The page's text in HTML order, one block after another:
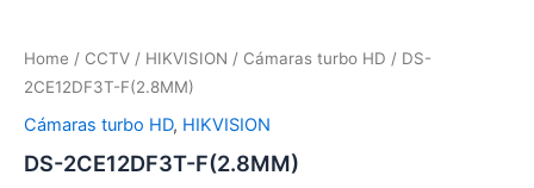
Home / CCTV / HIKVISION / Cámaras turbo HD / DS-
2CE12DF3T-F(2.8MM)
Cámaras turbo HD, HIKVISION
DS-2CE12DF3T-F(2.8MM)